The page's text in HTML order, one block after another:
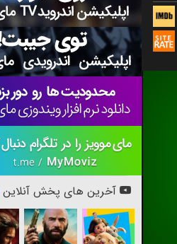
آخرین های پخش آنلاین